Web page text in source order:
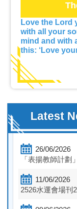
Love the Lord
with all your
mind and with
this: ‘Love
Latest
26/06/2026
「表揚教師計劃
11/06/2026
2526水運會場刊